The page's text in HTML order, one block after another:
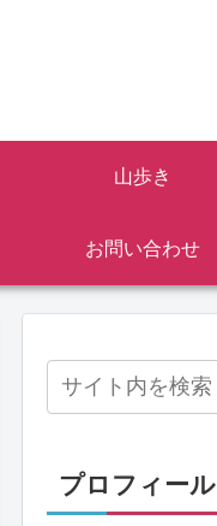
山歩き
お問い合わせ
プロフィール